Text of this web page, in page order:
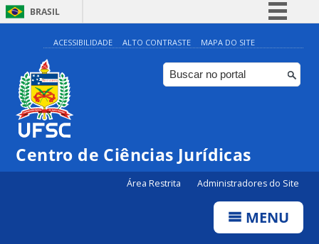
BRASIL
Simplifique!
Comunica BR
Participe
Canais
ACESSIBILIDADE ALTO CONTRASTE MAPA DO SITE
Centro de Ciências Jurídicas
Área Restrita Administradores do Site
MENU